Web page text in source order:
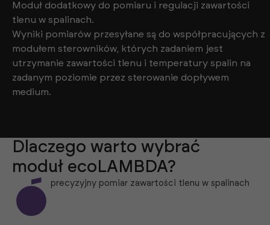
Moduł dodatkowy do pomiaru i regulacji zawartości
tlenu w spalinach.
Wyniki pomiarów przesyłane są do współpracujących z
modułem sterowników, których zadaniem jest
utrzymanie zawartości tlenu i temperatury spalin na
zadanym poziomie przez sterowanie dopływem
medium.
Dlaczego warto wybrać
moduł ecoLAMBDA?
precyzyjny pomiar zawartości tlenu w spalinach